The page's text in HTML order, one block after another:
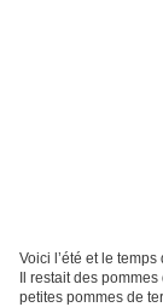
Voici l’été et le
Il restait des
petites pommes de